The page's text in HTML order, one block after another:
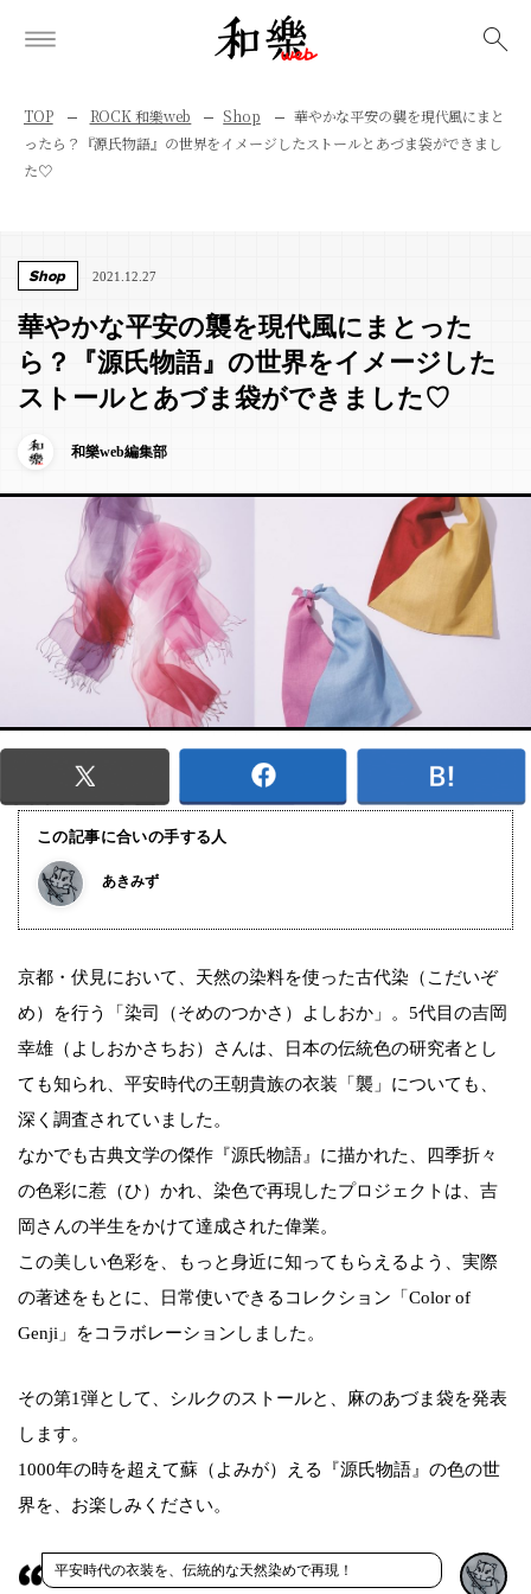
TOP ROCK 和樂web Shop
華やかな平安の襲を現代風にまと
ったら？『源氏物語』の世界をイメージしたストールとあづま袋ができまし
た♡
Shop 2021.12.27
華やかな平安の襲を現代風にまとった
ら？『源氏物語』の世界をイメージした
ストールとあづま袋ができました♡
和樂web編集部
この記事に合いの手する人
あきみず
京都・伏見において、天然の染料を使った古代染（こだいぞ
め）を行う「染司（そめのつかさ）よしおか」。5代目の吉岡
幸雄（よしおかさちお）さんは、日本の伝統色の研究者とし
ても知られ、平安時代の王朝貴族の衣装「襲」についても、
深く調査されていました。
なかでも古典文学の傑作『源氏物語』に描かれた、四季折々
の色彩に惹（ひ）かれ、染色で再現したプロジェクトは、吉
岡さんの半生をかけて達成された偉業。
この美しい色彩を、もっと身近に知ってもらえるよう、実際
の著述をもとに、日常使いできるコレクション「Color of
Genji」をコラボレーションしました。
その第1弾として、シルクのストールと、麻のあづま袋を発表
します。
1000年の時を超えて蘇（よみが）える『源氏物語』の色の世
界を、お楽しみください。
平安時代の衣装を、伝統的な天然染めで再現！